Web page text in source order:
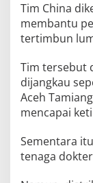
Tim China
membantu
tertimbun
Tim tersebut
dijangkau
Aceh
mencapai
Sementara
tenaga